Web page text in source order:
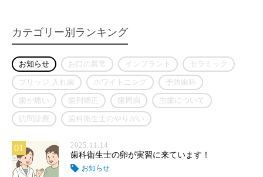
カテゴリー別ランキング
お知らせ お口の異常 インプラント セラミック
ブリッジ 入れ歯 ホワイトニング 予防歯科
歯が痛い 歯列矯正 歯周病 虫歯について
訪問診療 歯科衛生士のやりがい
01 2025.11.14
歯科衛生士の卵が実習に来ています！
お知らせ